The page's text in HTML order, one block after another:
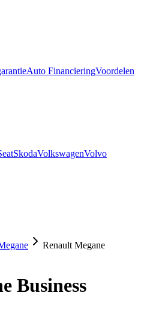
Auto FinancieringVoordelen
SkodaVolkswagenVolvo
Renault Megane
Business